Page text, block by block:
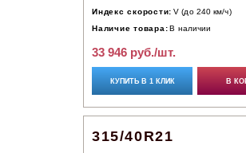
Индекс скорости: V (до 240 км/ч)
Наличие товара: В наличии
33 946 руб./шт.
КУПИТЬ В 1 КЛИК В
315/40R21